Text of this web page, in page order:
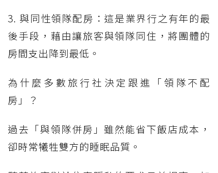
3. 與同性領隊配房：這是業界行之有年的最
後手段，藉由讓旅客與領隊同住，將團體的
房間支出降到最低。
為什麼多數旅行社決定跟進「領隊不配
房」？
過去「與領隊併房」雖然能省下飯店成本，
卻時常犧牲雙方的睡眠品質。